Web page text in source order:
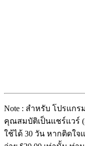
Note : สำหรับ โปรแกร
คุณสมบัติเป็นแชร์แวร์
ใช้ได้ 30 วัน หากติดใจ